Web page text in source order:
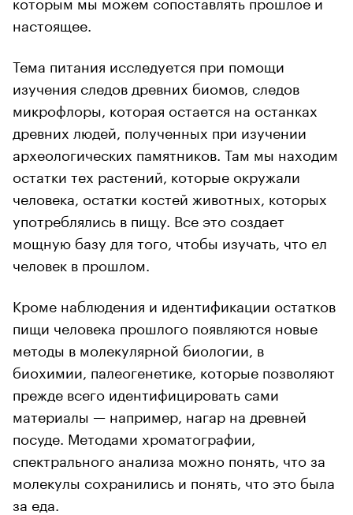
настоящее.
Тема питания исследуется при помощи
изучения следов древних биомов, следов
микрофлоры, которая остается на останках
древних людей, полученных при изучении
археологических памятников. Там мы находим
остатки тех растений, которые окружали
человека, остатки костей животных, которых
употреблялись в пищу. Все это создает
мощную базу для того, чтобы изучать, что ел
человек в прошлом.
Кроме наблюдения и идентификации остатков
пищи человека прошлого появляются новые
методы в молекулярной биологии, в
биохимии, палеогенетике, которые позволяют
прежде всего идентифицировать сами
материалы — например, нагар на древней
посуде. Методами хроматографии,
спектрального анализа можно понять, что за
молекулы сохранились и понять, что это была
за еда.